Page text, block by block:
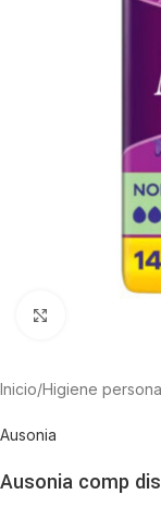
Inicio/Higiene
Ausonia
Ausonia comp